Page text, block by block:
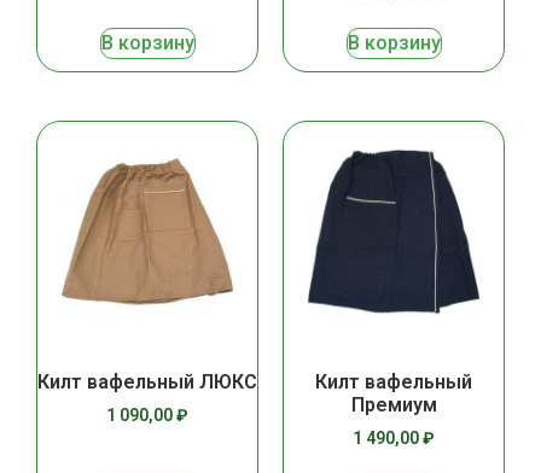
В корзину В корзину
Килт вафельный ЛЮКС
1 090,00₽
Килт вафельный
Премиум
1 490,00₽